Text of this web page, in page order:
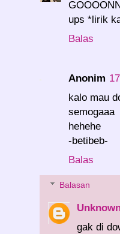
ups *lirik
Balas
Anonim
kalo mau
hehehe
-betibeb-
Balas
Balasan
gak di